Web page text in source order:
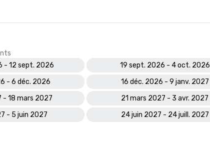
- 12 sept. 2026 19 sept. 2026 - 4 oct. 2026
- 6 déc. 2026 16 déc. 2026 - 9 janv. 2027
- 18 mars 2027 21 mars 2027 - 3 avr. 2027
- 5 juin 2027 24 juin 2027 - 24 juill. 2027